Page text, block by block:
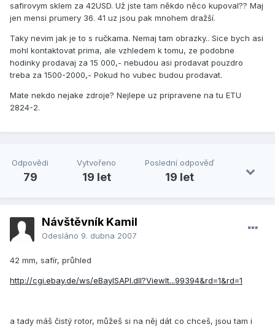
safirovym sklem za 42USD. Už jste tam někdo něco kupoval?? Maj
jen mensi prumery 36. 41 uz jsou pak mnohem dražší.
Taky nevim jak je to s ručkama. Nemaj tam obrazky.. Sice bych asi
mohl kontaktovat prima, ale vzhledem k tomu, ze podobne
hodinky prodavaj za 15 000,- nebudou asi prodavat pouzdro
treba za 1500-2000,- Pokud ho vubec budou prodavat.
Mate nekdo nejake zdroje? Nejlepe uz pripravene na tu ETU
2824-2.
Odpovědi
79
Vytvořeno
19 let
Poslední odpověď
19 let
Návštěvník Kamil
Odesláno 9. dubna 2007
42 mm, safír, průhled
http://cgi.ebay.de/ws/eBayISAPI.dll?ViewIt...99394&rd=1&rd=1
a tady máš čistý rotor, můžeš si na něj dát co chceš, jsou tam i